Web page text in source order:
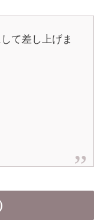
て差し上げま